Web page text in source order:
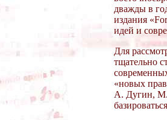
дважды в
издания
идей и
Для
тщательно
«новых
А. Дугин, М.